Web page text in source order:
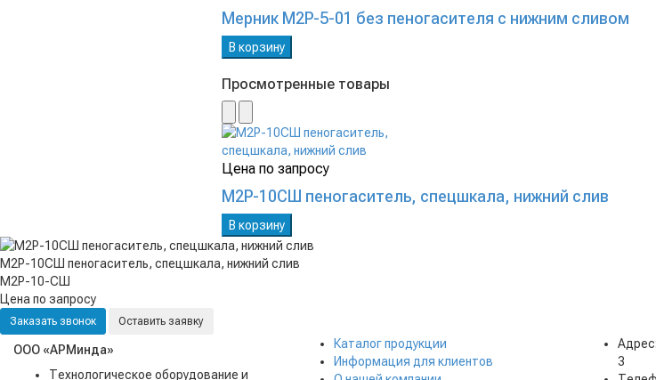
Мерник М2Р-5-01 без пеногасителя с нижним сливом
В корзину
Просмотренные товары
Цена по запросу
М2Р-10СШ пеногаситель, спецшкала, нижний слив
В корзину
М2Р-10СШ пеногаситель, спецшкала, нижний слив
М2Р-10-СШ
Цена по запросу
Заказать звонок Оставить заявку
ООО «АРМинда»
Технологическое оборудование и
Каталог продукции
Информация для клиентов
3